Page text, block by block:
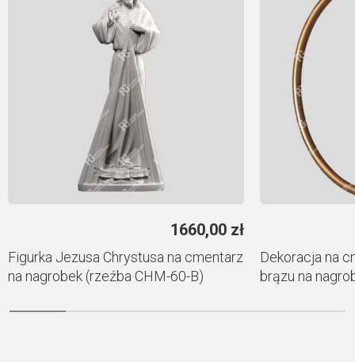
1660,00 zł
Figurka Jezusa Chrystusa na cmentarz
na nagrobek (rzeźba CHM-60-B)
Dekoracja na
brązu na